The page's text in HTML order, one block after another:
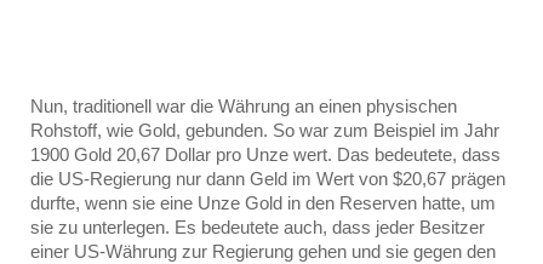
Nun, traditionell war die Währung an einen physischen
Rohstoff, wie Gold, gebunden. So war zum Beispiel im Jahr
1900 Gold 20,67 Dollar pro Unze wert. Das bedeutete, dass
die US-Regierung nur dann Geld im Wert von $20,67 prägen
durfte, wenn sie eine Unze Gold in den Reserven hatte, um
sie zu unterlegen. Es bedeutete auch, dass jeder Besitzer
einer US-Währung zur Regierung gehen und sie gegen den